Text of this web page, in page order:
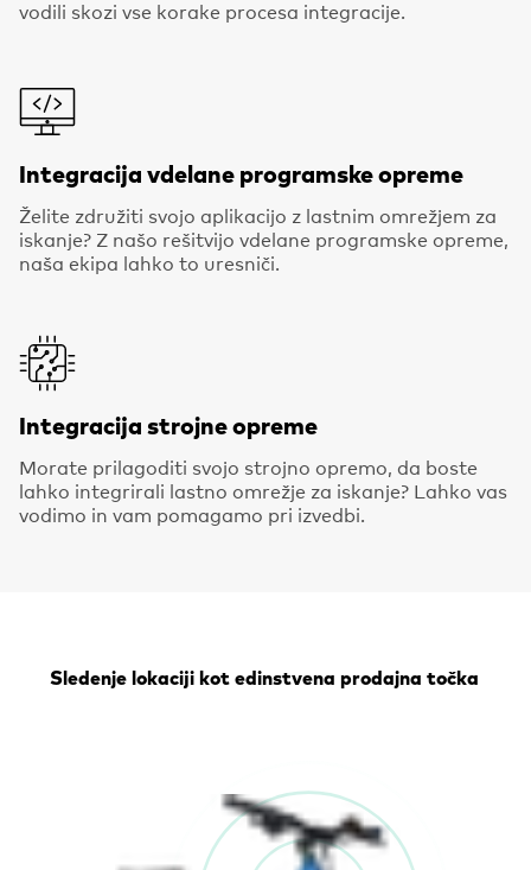
vodili skozi vse korake procesa integracije.
Integracija vdelane programske opreme
Želite združiti svojo aplikacijo z lastnim omrežjem za
iskanje? Z našo rešitvijo vdelane programske opreme,
naša ekipa lahko to uresniči.
Integracija strojne opreme
Morate prilagoditi svojo strojno opremo, da boste
lahko integrirali lastno omrežje za iskanje? Lahko vas
vodimo in vam pomagamo pri izvedbi.
Sledenje lokaciji kot edinstvena prodajna točka